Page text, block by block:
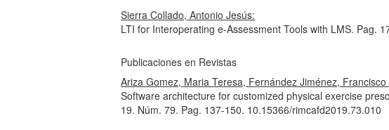
Sierra Collado, Antonio Jesús:
LTI for Interoperating e-Assessment Tools with LMS. Pag.
Publicaciones en Revistas
Ariza Gomez, Maria Teresa, Fernández Jiménez,
Software architecture for customized physical exercise
19. Núm. 79. Pag. 137-150. 10.15366/rimcafd2019.73.010